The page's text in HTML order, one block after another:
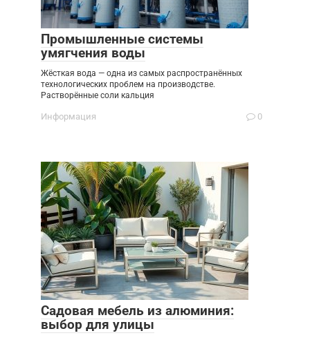
Промышленные системы
умягчения воды
Жёсткая вода — одна из самых распространённых
технологических проблем на производстве.
Растворённые соли кальция
Информация 0
Садовая мебель из алюминия:
выбор для улицы